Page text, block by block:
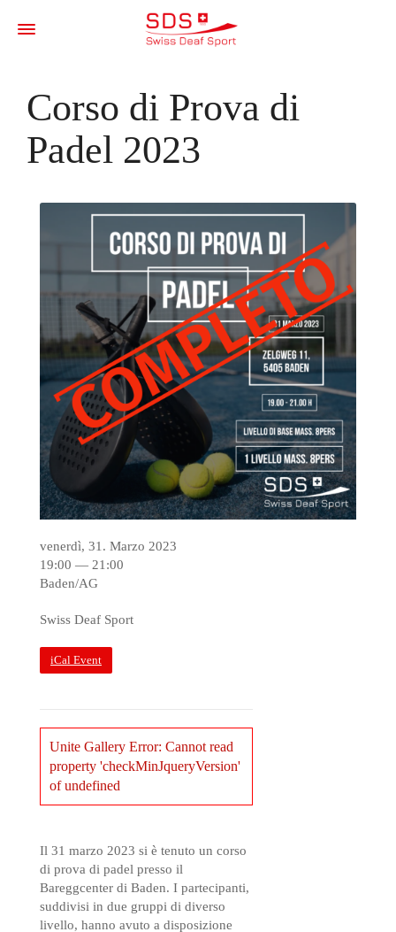
Corso di Prova di
Padel 2023
Unite Gallery Error: Cannot read
property 'checkMinJqueryVersion'
of undefined
Il 31 marzo 2023 si è tenuto un corso
di prova di padel presso il
Bareggcenter di Baden. I partecipanti,
suddivisi in due gruppi di diverso
livello, hanno avuto a disposizione
venerdì, 31. Marzo 2023
19:00 — 21:00
Baden/AG
Swiss Deaf Sport
iCal Event